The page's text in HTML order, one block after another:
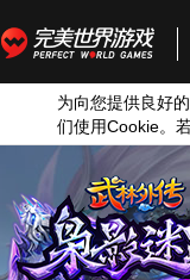
为向您提供良好
们使用Cookie。